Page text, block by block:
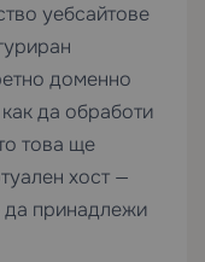
уебсайтове
доменно
да обработи
това ще
хост —
принадлежи